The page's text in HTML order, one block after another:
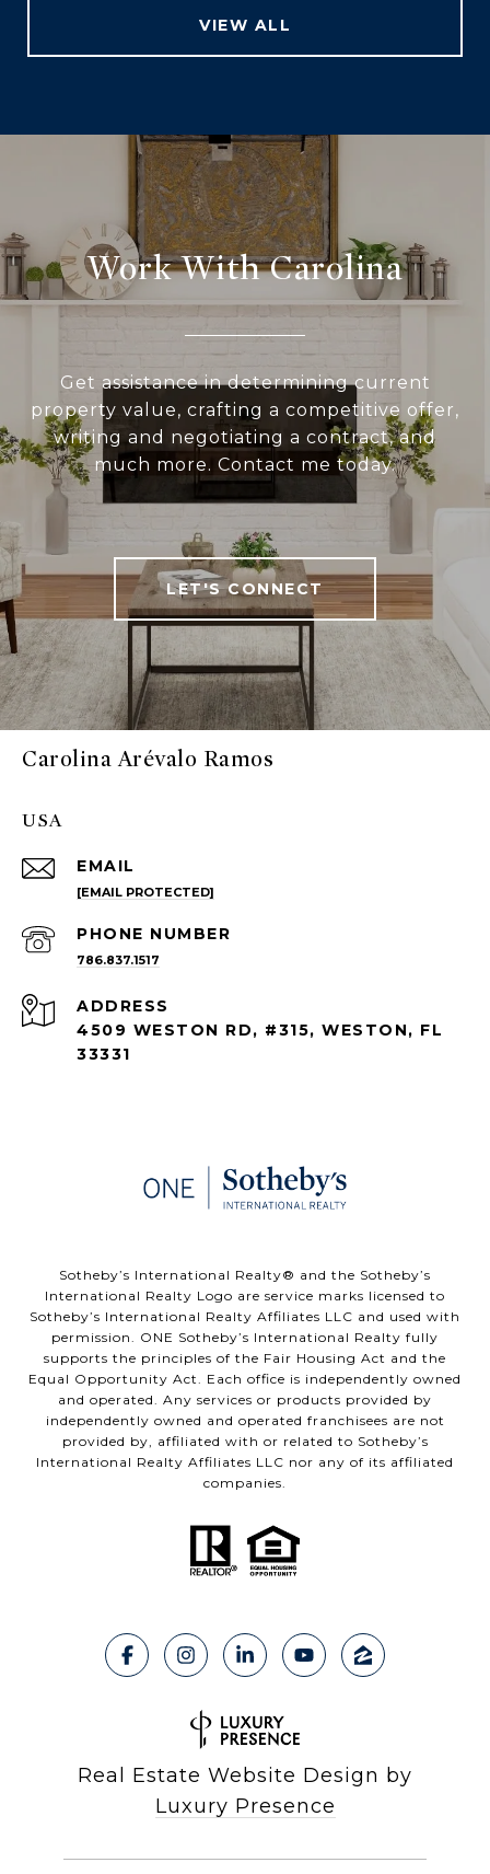
VIEW ALL
Work With Carolina
Get assistance in determining current
property value, crafting a competitive offer,
writing and negotiating a contract, and
much more. Contact me today.
LET'S CONNECT
Carolina Arévalo Ramos
USA
EMAIL
[EMAIL PROTECTED]
PHONE NUMBER
786.837.1517
ADDRESS
4509 WESTON RD, #315, WESTON, FL
33331
​​​​​Sotheby’s International Realty®️ and the Sotheby’s
International Realty Logo are service marks licensed to
Sotheby’s International Realty Affiliates LLC and used with
permission. ONE Sotheby’s International Realty fully
supports the principles of the Fair Housing Act and the
Equal Opportunity Act. Each office is independently owned
and operated. Any services or products provided by
independently owned and operated franchisees are not
provided by, affiliated with or related to Sotheby’s
International Realty Affiliates LLC nor any of its affiliated
companies.
Real Estate Website Design by
Luxury Presence